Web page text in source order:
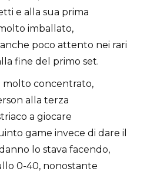
e alla sua prima
imballato,
poco attento nei rari
fine del primo set.
molto concentrato,
alla terza
a giocare
game invece di dare il
lo stava facendo,
0-40, nonostante